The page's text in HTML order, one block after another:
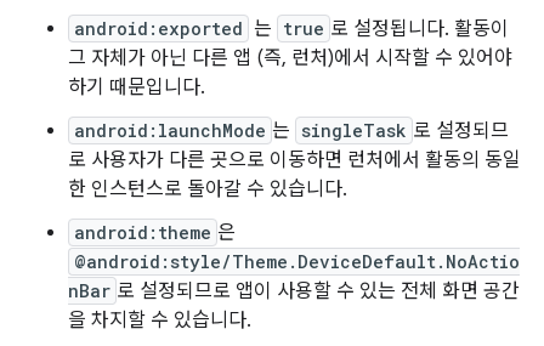
android:exported 는 true 로 설정됩니다. 활동이
그 자체가 아닌 다른 앱 (즉, 런처)에서 시작할 수 있어야
하기 때문입니다.
android:launchMode 는 singleTask 로 설정되므
로 사용자가 다른 곳으로 이동하면 런처에서 활동의 동일
한 인스턴스로 돌아갈 수 있습니다.
android:theme 은
@android:style/Theme.DeviceDefault.NoActio
nBar 로 설정되므로 앱이 사용할 수 있는 전체 화면 공간
을 차지할 수 있습니다.